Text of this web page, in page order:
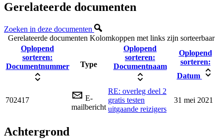
Gerelateerde documenten
Zoeken in deze documenten
Gerelateerde documenten Kolomkoppen met links zijn sorteerbaar
Oplopend
sorteren:
Documentnummer
Type
Oplopend
sorteren:
Documentnaam
Oplopend
sorteren:
Datum
702417
E-
mailbericht
RE: overleg deel 2
gratis testen
uitgaande reizigers
31 mei 2021
Achtergrond